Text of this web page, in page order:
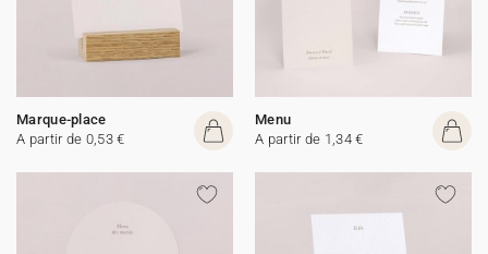
Marque-place
A partir de 0,53 €
Menu
A partir de 1,34 €